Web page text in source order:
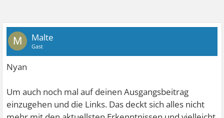
M Malte
Gast
Nyan
Um auch noch mal auf deinen Ausgangsbeitrag
einzugehen und die Links. Das deckt sich alles nicht